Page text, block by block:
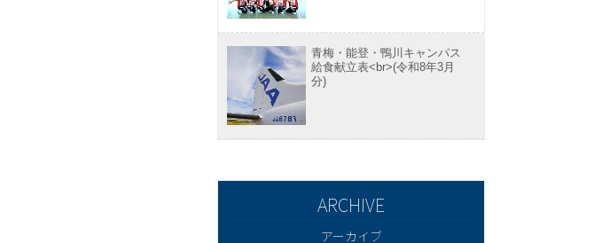
青梅・能登・鴨川キャンパス
給食献立表<br>(令和8年3月
分)
アーカイブ